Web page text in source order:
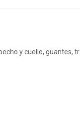
y cuello, guantes,